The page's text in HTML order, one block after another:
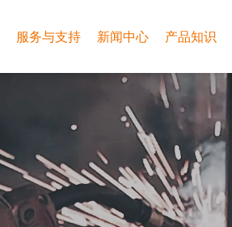
服务与支持 新闻中心 产品知识